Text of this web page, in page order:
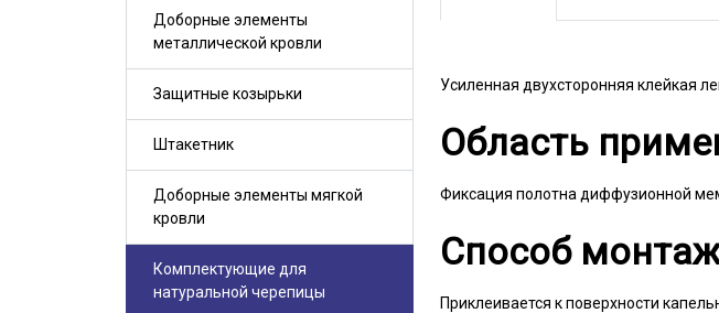
Усиленная двухсторонняя клейкая
Область
Фиксация полотна диффузионной
Способ
Приклеивается к поверхности
Доборные элементы
металлической кровли
Защитные козырьки
Штакетник
Доборные элементы мягкой
кровли
Комплектующие для
натуральной черепицы